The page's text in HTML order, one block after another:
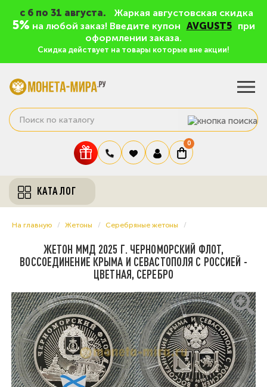
c 6 по 31 августа. Жаркая августовская скидка
5% на любой заказ! Введите купон AVGUST5
при
оформлении заказа.
Скидка действует на товары которые вне акции!
0
КАТАЛОГ
На главную Жетоны Серебряные жетоны
ЖЕТОН ММД 2025 Г. ЧЕРНОМОРСКИЙ ФЛОТ,
ВОССОЕДИНЕНИЕ КРЫМА И СЕВАСТОПОЛЯ С РОССИЕЙ -
ЦВЕТНАЯ, СЕРЕБРО